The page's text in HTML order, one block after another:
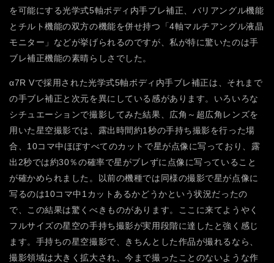
を可能にする光学式5軸ボディ内手ブレ補正、バリアングル機能
とチルト機能の双方の機能を併せ持つ「4軸マルチアングル液晶
モニター」などが挙げられるのですが、私が特に驚いたのは手
ブレ補正機能の素晴らしさでした。
α7R Vで採用された光学式5軸ボディ内手ブレ補正は、それまで
の手ブレ補正と次元を異にしている感があります。いろいろな
シチュエーションで撮影してみた結果、広角～超広角レンズを
用いた星空撮影では、露出時間約1秒の手持ち撮影を行った場
合、10コマ中ほぼすべてのカットで星が点像に写っており、露
出2秒では約30％の確率で星がブレずに点像に写っていること
が確かめられました。以前の機種では同様の撮影で星が点像に
写るのは10コマ中1カットあるかどうかという状況だったの
で、この結果は驚くべきものがあります。ここに来てようやく
フルサイズの星空の手持ち撮影が実用段階に達したと強く感じ
ます。手持ちの星空撮影で、きちんとした作品が撮れるなら、
撮影領域は大きく拡大され、今まで撮ったことのないような作